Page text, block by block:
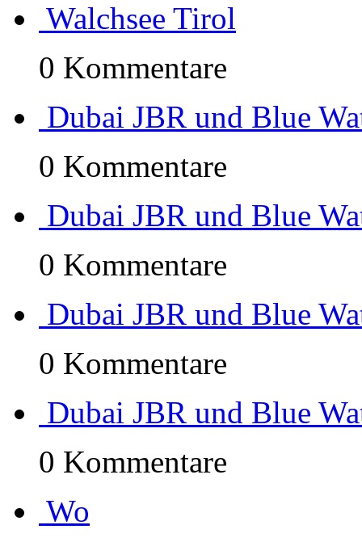
Walchsee Tirol
0 Kommentare
Dubai JBR und Blue
0 Kommentare
Dubai JBR und Blue
0 Kommentare
Dubai JBR und Blue
0 Kommentare
Dubai JBR und Blue
0 Kommentare
Wo